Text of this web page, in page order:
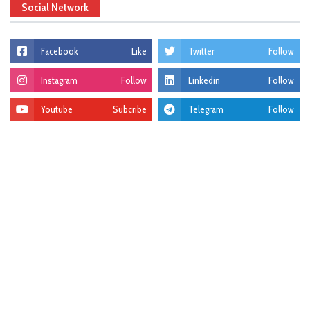
Social Network
Facebook Like Twitter Follow
Instagram Follow Linkedin Follow
Youtube Subcribe Telegram Follow